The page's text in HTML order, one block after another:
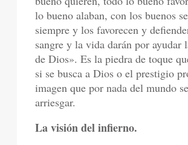
lo bueno alaban, con los buenos
siempre y los favorecen y
sangre y la vida darán por ayudar
de Dios». Es la piedra de toque
si se busca a Dios o el prestigio
imagen que por nada del mundo
arriesgar.
La visión del infierno.